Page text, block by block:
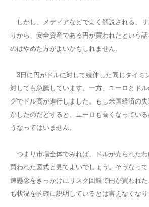
しかし、メディアなどでよく解説される、リ
りから、安全資産である円が買われたという
のはやめた方がよいかもしれません。
3日に円がドルに対して続伸した同じタイミ
対しても急騰しています。一方、ユーロとド
グでドル高が進行しました。もし米国経済の
かしたのだとすると、ユーロも高くなってい
うなってはいません。
つまり市場全体でみれば、ドルが売られた
買われた図式と見てよいでしょう。そうなっ
速懸念をきっかけにリスク回避で円が買われ
も状況を的確に説明しているとは言えなくなり